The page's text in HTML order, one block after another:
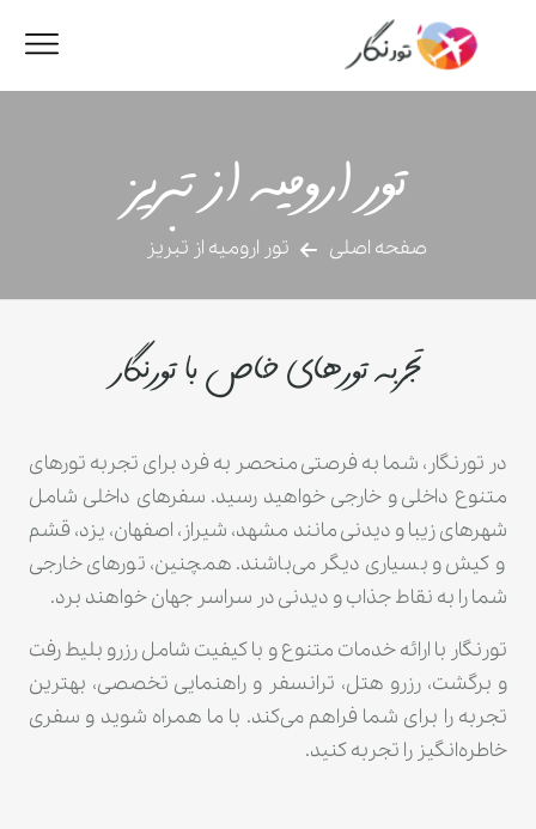
تور ارومیه از تبریز
صفحه اصلی تور ارومیه از تبریز
تجربه تورهای خاص با تورنگار
در تورنگار، شما به فرصتی منحصر به فرد برای تجربه تورهای
متنوع داخلی و خارجی خواهید رسید. سفرهای داخلی شامل
شهرهای زیبا و دیدنی مانند مشهد، شیراز، اصفهان، یزد، قشم
و کیش و بسیاری دیگر می‌باشند. همچنین، تورهای خارجی
شما را به نقاط جذاب و دیدنی در سراسر جهان خواهند برد.
تورنگار با ارائه خدمات متنوع و با کیفیت شامل رزرو بلیط رفت
و برگشت، رزرو هتل، ترانسفر و راهنمایی تخصصی، بهترین
تجربه را برای شما فراهم می‌کند. با ما همراه شوید و سفری
خاطره‌انگیز را تجربه کنید.